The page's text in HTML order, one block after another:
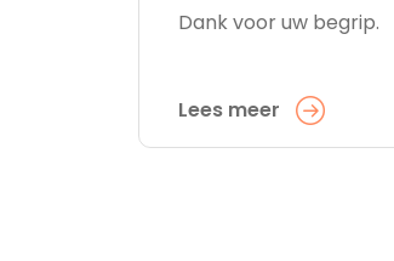
Dank voor uw begrip.
Lees meer